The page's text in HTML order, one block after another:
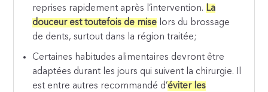
reprises rapidement après l’intervention. La
douceur est toutefois de mise lors du brossage
de dents, surtout dans la région traitée;
Certaines habitudes alimentaires devront être
adaptées durant les jours qui suivent la chirurgie. Il
est entre autres recommandé d’éviter les